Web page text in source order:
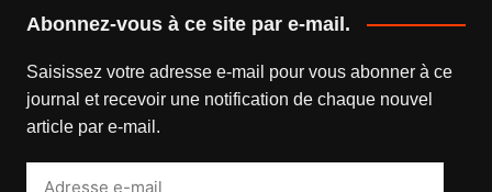
Abonnez-vous à ce site par e-mail.
Saisissez votre adresse e-mail pour vous abonner à ce
journal et recevoir une notification de chaque nouvel
article par e-mail.